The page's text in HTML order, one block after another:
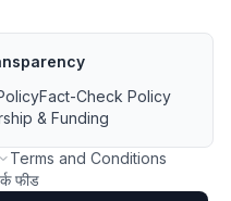
Fact-Check Policy
& Funding
Terms and Conditions
फीड